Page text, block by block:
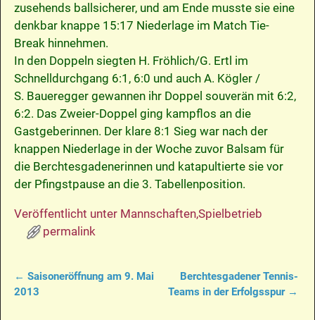
zusehends ballsicherer, und am Ende musste sie eine
denkbar knappe 15:17 Niederlage im Match Tie-
Break hinnehmen.
In den Doppeln siegten H. Fröhlich/G. Ertl im
Schnelldurchgang 6:1, 6:0 und auch A. Kögler /
S. Baueregger gewannen ihr Doppel souverän mit 6:2,
6:2. Das Zweier-Doppel ging kampflos an die
Gastgeberinnen. Der klare 8:1 Sieg war nach der
knappen Niederlage in der Woche zuvor Balsam für
die Berchtesgadenerinnen und katapultierte sie vor
der Pfingstpause an die 3. Tabellenposition.
Veröffentlicht unter Mannschaften,Spielbetrieb
permalink
Artikelnavigation
← Saisoneröffnung am 9. Mai
2013
Berchtesgadener Tennis-
Teams in der Erfolgsspur →